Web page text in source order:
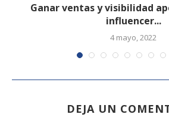
Ganar ventas y visibilidad
influencer...
4 mayo, 2022
DEJA UN